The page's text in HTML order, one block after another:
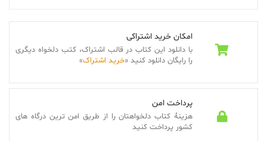
امکان خرید اشتراکی
با دانلود این کتاب در قالب اشتراک، کتب دلخواه دیگری
را رایگان دانلود کنید «خرید اشتراک»
پرداخت امن
هزینۀ کتاب دلخواهتان را از طریق امن ترین درگاه های
کشور پرداخت کنید